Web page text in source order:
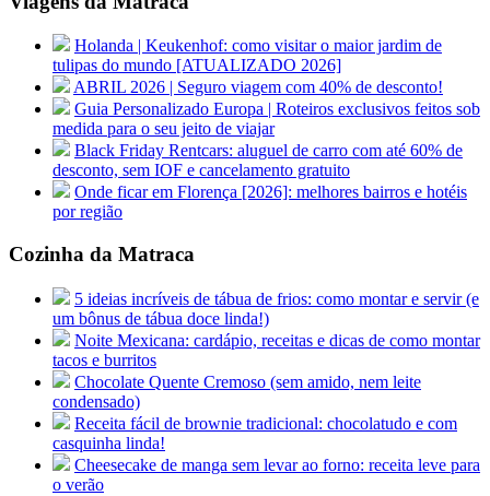
Holanda | Keukenhof: como visitar o maior jardim de
tulipas do mundo [ATUALIZADO 2026]
ABRIL 2026 | Seguro viagem com 40% de desconto!
Guia Personalizado Europa | Roteiros exclusivos feitos sob
medida para o seu jeito de viajar
Black Friday Rentcars: aluguel de carro com até 60% de
desconto, sem IOF e cancelamento gratuito
Onde ficar em Florença [2026]: melhores bairros e hotéis
por região
Cozinha da Matraca
5 ideias incríveis de tábua de frios: como montar e servir (e
um bônus de tábua doce linda!)
Noite Mexicana: cardápio, receitas e dicas de como montar
tacos e burritos
Chocolate Quente Cremoso (sem amido, nem leite
condensado)
Receita fácil de brownie tradicional: chocolatudo e com
casquinha linda!
Cheesecake de manga sem levar ao forno: receita leve para
o verão